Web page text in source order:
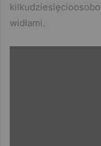
widłami.